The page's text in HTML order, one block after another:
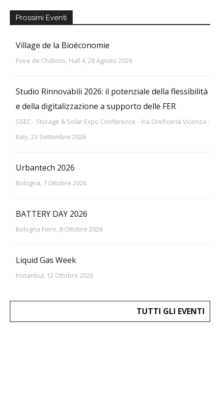
Prossimi Eventi
Village de la Bioéconomie
Foire de Châlons, Hall 4, 28 Agosto 2026
Studio Rinnovabili 2026: il potenziale della flessibilità
e della digitalizzazione a supporto delle FER
SSEC - Storage & Solar Expo Conference - Via Oreficeria Vicenza -
Italy, 23 Settembre 2026
Urbantech 2026
Bologna, 7 Ottobre 2026
BATTERY DAY 2026
Bologna Fiere, 8 Ottobre 2026
Liquid Gas Week
Instanbul, 12 Ottobre 2026
TUTTI GLI EVENTI